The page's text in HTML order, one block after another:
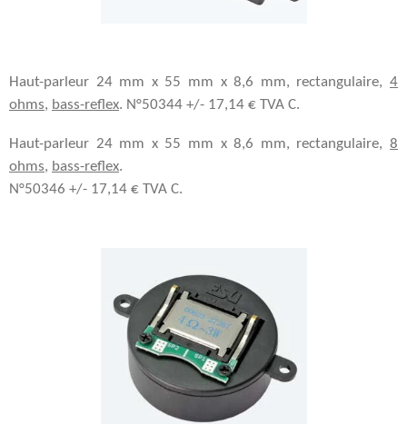
Haut-parleur 24 mm x 55 mm x 8,6 mm, rectangulaire, 4
ohms, bass-reflex. N°50344 +/- 17,14 € TVA C.
Haut-parleur 24 mm x 55 mm x 8,6 mm, rectangulaire, 8
ohms, bass-reflex.
N°50346 +/- 17,14 € TVA C.